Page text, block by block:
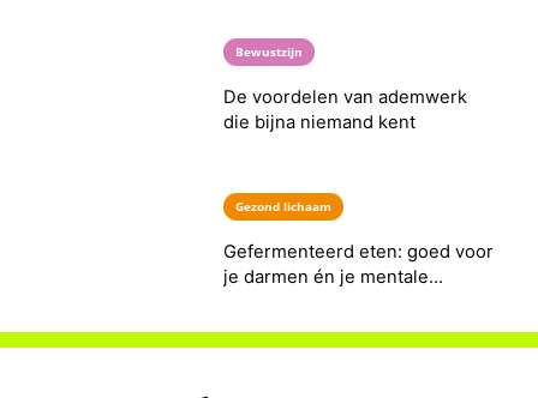
Het platform van Kosmos Uitgevers
voor álles wat jouw leven gezonder